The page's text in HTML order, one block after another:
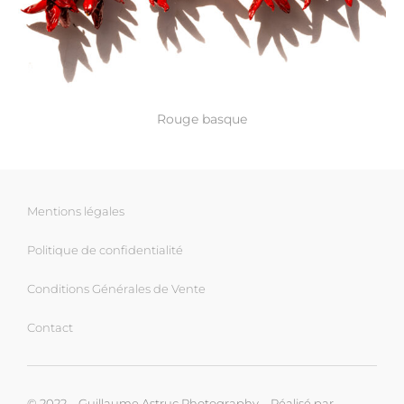
Rouge basque
Mentions légales
Politique de confidentialité
Conditions Générales de Vente
Contact